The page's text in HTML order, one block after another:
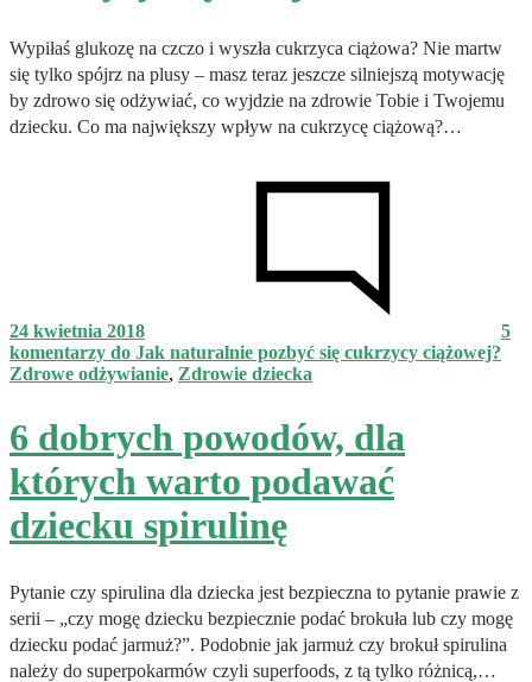
Wypiłaś glukozę na czczo i wyszła cukrzyca ciążowa? Nie martw
się tylko spójrz na plusy – masz teraz jeszcze silniejszą motywację
by zdrowo się odżywiać, co wyjdzie na zdrowie Tobie i Twojemu
dziecku. Co ma największy wpływ na cukrzycę ciążową?…
24 kwietnia 2018
5
komentarzy do Jak naturalnie pozbyć się cukrzycy ciążowej?
Zdrowe odżywianie, Zdrowie dziecka
6 dobrych powodów, dla
których warto podawać
dziecku spirulinę
Pytanie czy spirulina dla dziecka jest bezpieczna to pytanie prawie z
serii – „czy mogę dziecku bezpiecznie podać brokuła lub czy mogę
dziecku podać jarmuż?”. Podobnie jak jarmuż czy brokuł spirulina
należy do superpokarmów czyli superfoods, z tą tylko różnicą,…